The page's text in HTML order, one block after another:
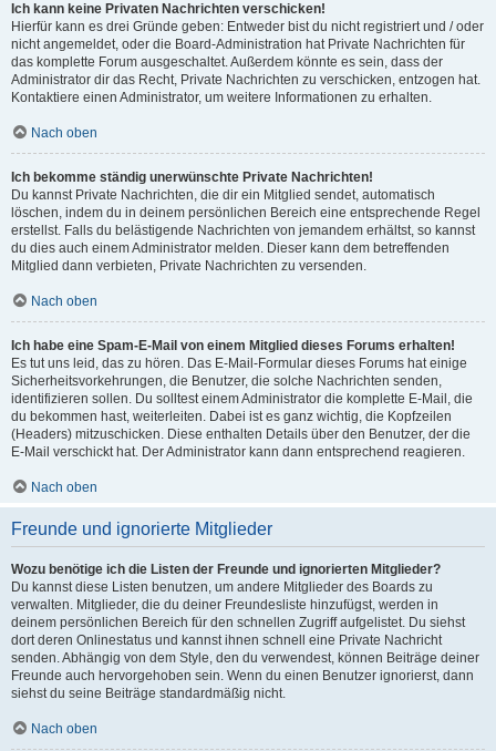
Ich kann keine Privaten Nachrichten verschicken!
Hierfür kann es drei Gründe geben: Entweder bist du nicht registriert und / oder
nicht angemeldet, oder die Board-Administration hat Private Nachrichten für
das komplette Forum ausgeschaltet. Außerdem könnte es sein, dass der
Administrator dir das Recht, Private Nachrichten zu verschicken, entzogen hat.
Kontaktiere einen Administrator, um weitere Informationen zu erhalten.
Nach oben
Ich bekomme ständig unerwünschte Private Nachrichten!
Du kannst Private Nachrichten, die dir ein Mitglied sendet, automatisch
löschen, indem du in deinem persönlichen Bereich eine entsprechende Regel
erstellst. Falls du belästigende Nachrichten von jemandem erhältst, so kannst
du dies auch einem Administrator melden. Dieser kann dem betreffenden
Mitglied dann verbieten, Private Nachrichten zu versenden.
Nach oben
Ich habe eine Spam-E-Mail von einem Mitglied dieses Forums erhalten!
Es tut uns leid, das zu hören. Das E-Mail-Formular dieses Forums hat einige
Sicherheitsvorkehrungen, die Benutzer, die solche Nachrichten senden,
identifizieren sollen. Du solltest einem Administrator die komplette E-Mail, die
du bekommen hast, weiterleiten. Dabei ist es ganz wichtig, die Kopfzeilen
(Headers) mitzuschicken. Diese enthalten Details über den Benutzer, der die
E-Mail verschickt hat. Der Administrator kann dann entsprechend reagieren.
Nach oben
Freunde und ignorierte Mitglieder
Wozu benötige ich die Listen der Freunde und ignorierten Mitglieder?
Du kannst diese Listen benutzen, um andere Mitglieder des Boards zu
verwalten. Mitglieder, die du deiner Freundesliste hinzufügst, werden in
deinem persönlichen Bereich für den schnellen Zugriff aufgelistet. Du siehst
dort deren Onlinestatus und kannst ihnen schnell eine Private Nachricht
senden. Abhängig von dem Style, den du verwendest, können Beiträge deiner
Freunde auch hervorgehoben sein. Wenn du einen Benutzer ignorierst, dann
siehst du seine Beiträge standardmäßig nicht.
Nach oben